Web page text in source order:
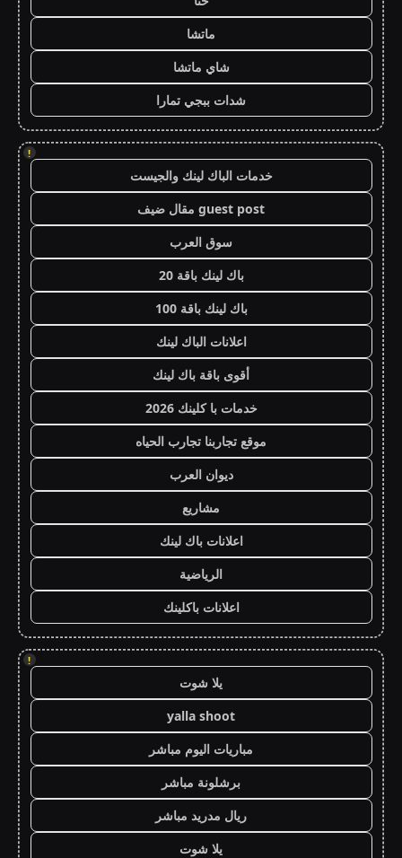
ماتشا
شاي ماتشا
شدات ببجي تمارا
!
خدمات الباك لينك والجيست
guest post مقال ضيف
سوق العرب
باك لينك باقة 20
باك لينك باقة 100
اعلانات الباك لينك
أقوى باقة باك لينك
خدمات با كلينك 2026
موقع تجاربنا تجارب الحياه
ديوان العرب
مشاريع
اعلانات باك لينك
الرياضية
اعلانات باكلينك
!
يلا شوت
yalla shoot
مباريات اليوم مباشر
برشلونة مباشر
ريال مدريد مباشر
يلا شوت